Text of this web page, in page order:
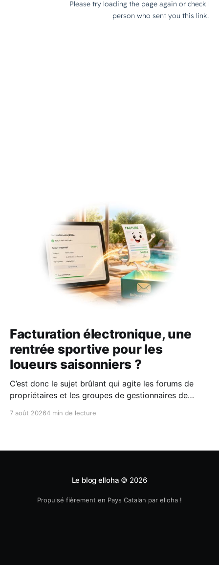
Facturation électronique, une
rentrée sportive pour les
loueurs saisonniers ?
C’est donc le sujet brûlant qui agite les forums de
propriétaires et les groupes de gestionnaires de
7 août 20264 min de lecture
Le blog elloha © 2026
Propulsé fièrement en Pays Catalan par elloha !